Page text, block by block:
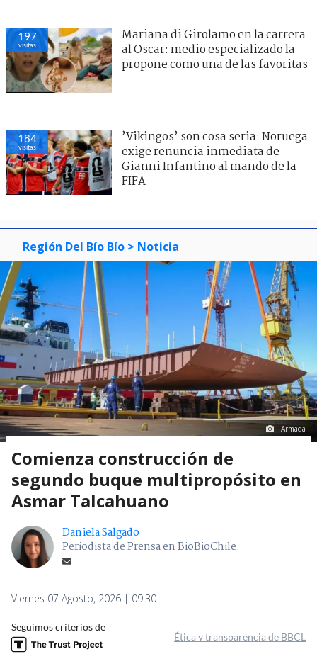
197
visitas
Mariana di Girolamo en la carrera
al Oscar: medio especializado la
propone como una de las favoritas
184
visitas
’Vikingos’ son cosa seria: Noruega
exige renuncia inmediata de
Gianni Infantino al mando de la
FIFA
Región Del Bío Bío > Noticia
Armada
Comienza construcción de
segundo buque multipropósito en
Asmar Talcahuano
Daniela Salgado
Periodista de Prensa en BioBioChile.
Viernes 07 Agosto, 2026 | 09:30
Seguimos criterios de
Ética y transparencia de BBCL